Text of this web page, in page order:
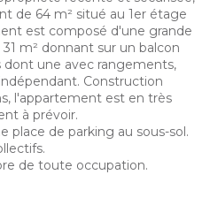
de 64 m² situé au 1er étage
est composé d'une grande
m² donnant sur un balcon
dont une avec rangements,
Construction
l'appartement est en très
à prévoir.
place de parking au sous-sol.
de toute occupation.